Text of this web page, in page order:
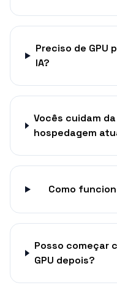
Preciso de GPU
IA?
Vocês cuidam
hospedagem
Como
Posso começar
GPU depois?